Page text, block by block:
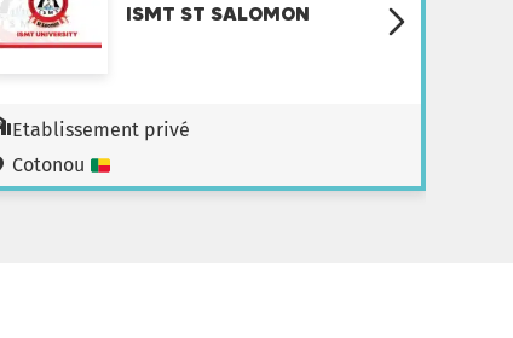
ISMT ST SALOMON
Etablissement privé
Cotonou